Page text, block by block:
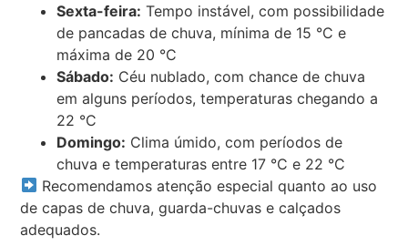
Sexta-feira: Tempo instável, com possibilidade
de pancadas de chuva, mínima de 15 °C e
máxima de 20 °C
Sábado: Céu nublado, com chance de chuva
em alguns períodos, temperaturas chegando a
22 °C
Domingo: Clima úmido, com períodos de
chuva e temperaturas entre 17 °C e 22 °C
Recomendamos atenção especial quanto ao uso
de capas de chuva, guarda-chuvas e calçados
adequados.